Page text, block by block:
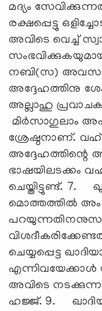
മദ്യം
രക്ഷപ്പെട്ടു
അവിടെ വെച്ച്
നബി(സ)
അദ്ദേഹത്തിനു
അല്ലാഹു
മിര്‍സാഗുലാം
ശ്രേഷ്ഠനാണ്.
അദ്ദേഹത്തിന്റെ
ഭാഷയിലടക്കം
ചെയ്തിട്ടുണ്ട്.
മൊത്തത്തില്‍
ചെയ്യപ്പെട്ട
എന്നിവയേക്കാള്‍
അവിടെ
ഹജ്ജ്. 9.